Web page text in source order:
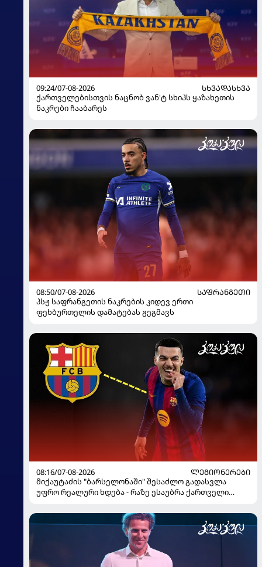
09:24/07-08-2026
ᲡᲮᲕᲐᲓᲐᲡᲮᲕᲐ
ქართველებისთვის ნაცნობ ვან'ტ სხიპს ყაზახეთის
ნაკრები ჩააბარეს
08:50/07-08-2026
ᲡᲐᲤᲠᲐᲜᲒᲔᲗᲘ
პსჟ საფრანგეთის ნაკრების კიდევ ერთი
ფეხბურთელის დამატებას გეგმავს
08:16/07-08-2026
ᲚᲔᲒᲘᲝᲜᲔᲠᲔᲑᲘ
მიქაუტაძის "ბარსელონაში" შესაძლო გადასვლა
უფრო რეალური ხდება - რაზე ესაუბრა ქართველი